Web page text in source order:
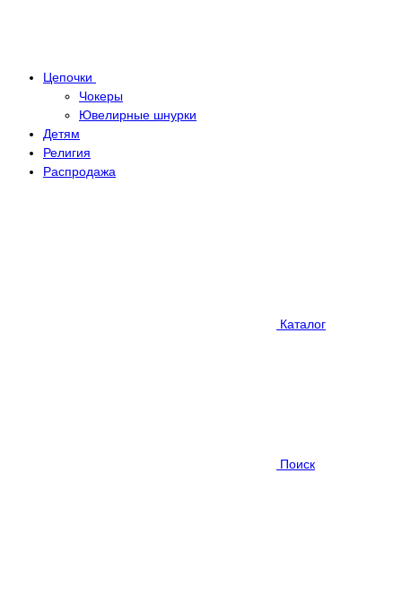
Цепочки
Чокеры
Ювелирные шнурки
Детям
Религия
Распродажа
Каталог
Поиск